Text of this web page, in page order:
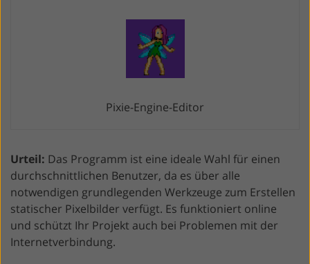
Pixie-Engine-Editor
Urteil: Das Programm ist eine ideale Wahl für einen
durchschnittlichen Benutzer, da es über alle
notwendigen grundlegenden Werkzeuge zum Erstellen
statischer Pixelbilder verfügt. Es funktioniert online
und schützt Ihr Projekt auch bei Problemen mit der
Internetverbindung.